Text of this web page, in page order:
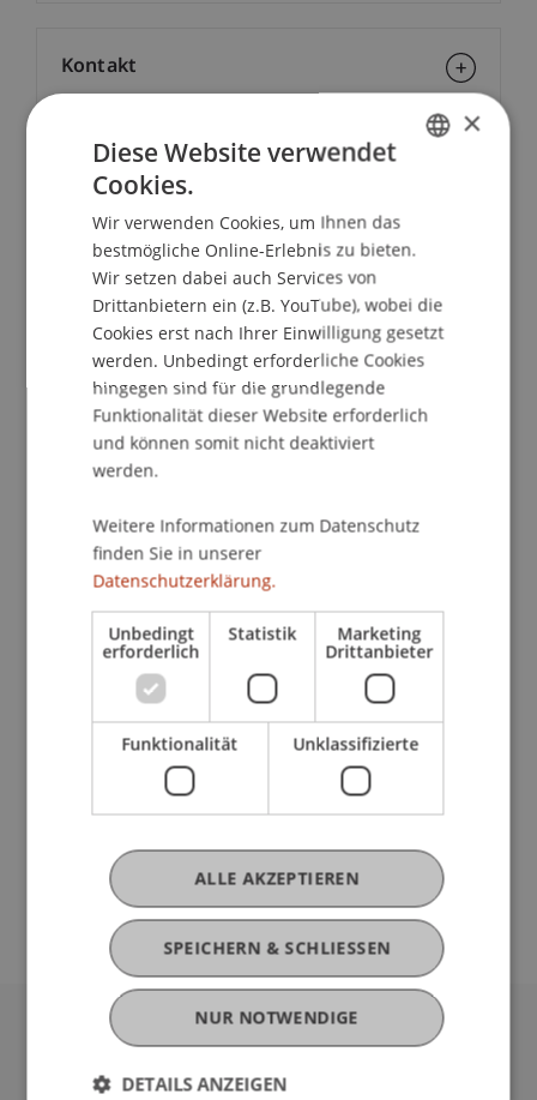
School/Professur:
Institut für Finanzdienstleistungen
Ab September 2016 startet zum vierten Mal unser
berufsbegleitender praxisorientierter
Studiengang Executive Master of Laws (LL.M.) in
International Taxation.
Erfahren Sie Näheres über den 4-Länder-Ansatz:
FL, AT, CH, DE und weitere Inhalte, den
Studienplan und das Lehrkonzept.
> Nationales und Internationales Steuerrecht
> Internationale Steuerkooperation: DBA, TIEA,
StA, AIA, BEPS
> Internationale Steuerplanung: Unternehmen,
Vermögensstrukturen, Lebensversicherungen,
Finanzinstrumente
> Grenzüberschreitende Fallstudien
> International Private Wealth Management
Workshop: Grenzüberschreitende
Strukturierung, Sicherung und Nachfolge von
Ergänzend: Steuerrecht von EU, LU, HK, SG, UK,
Kontakt
Universität Liechtenstein
Fürst-Franz-Josef-Strasse
×
Diese Website verwendet
Cookies.
Wir verwenden Cookies, um Ihnen das
bestmögliche Online-Erlebnis zu bieten.
Wir setzen dabei auch Services von
Drittanbietern ein (z.B. YouTube), wobei die
Cookies erst nach Ihrer Einwilligung gesetzt
werden. Unbedingt erforderliche Cookies
hingegen sind für die grundlegende
Funktionalität dieser Website erforderlich
und können somit nicht deaktiviert
werden.
Weitere Informationen zum Datenschutz
finden Sie in unserer
Datenschutzerklärung.
Unbedingt
erforderlich
Statistik Marketing
Drittanbieter
Funktionalität Unklassifizierte
SPEICHERN & SCHLIESSEN
ALLE AKZEPTIEREN
NUR NOTWENDIGE
DETAILS ANZEIGEN